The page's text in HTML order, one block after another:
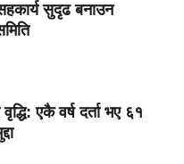
सुदृढ बनाउन
एकै वर्ष दर्ता भए ६१